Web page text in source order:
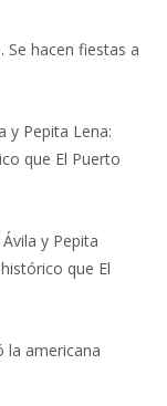
Se hacen fiestas a
y Pepita Lena:
que El Puerto
y Pepita
que El
la americana